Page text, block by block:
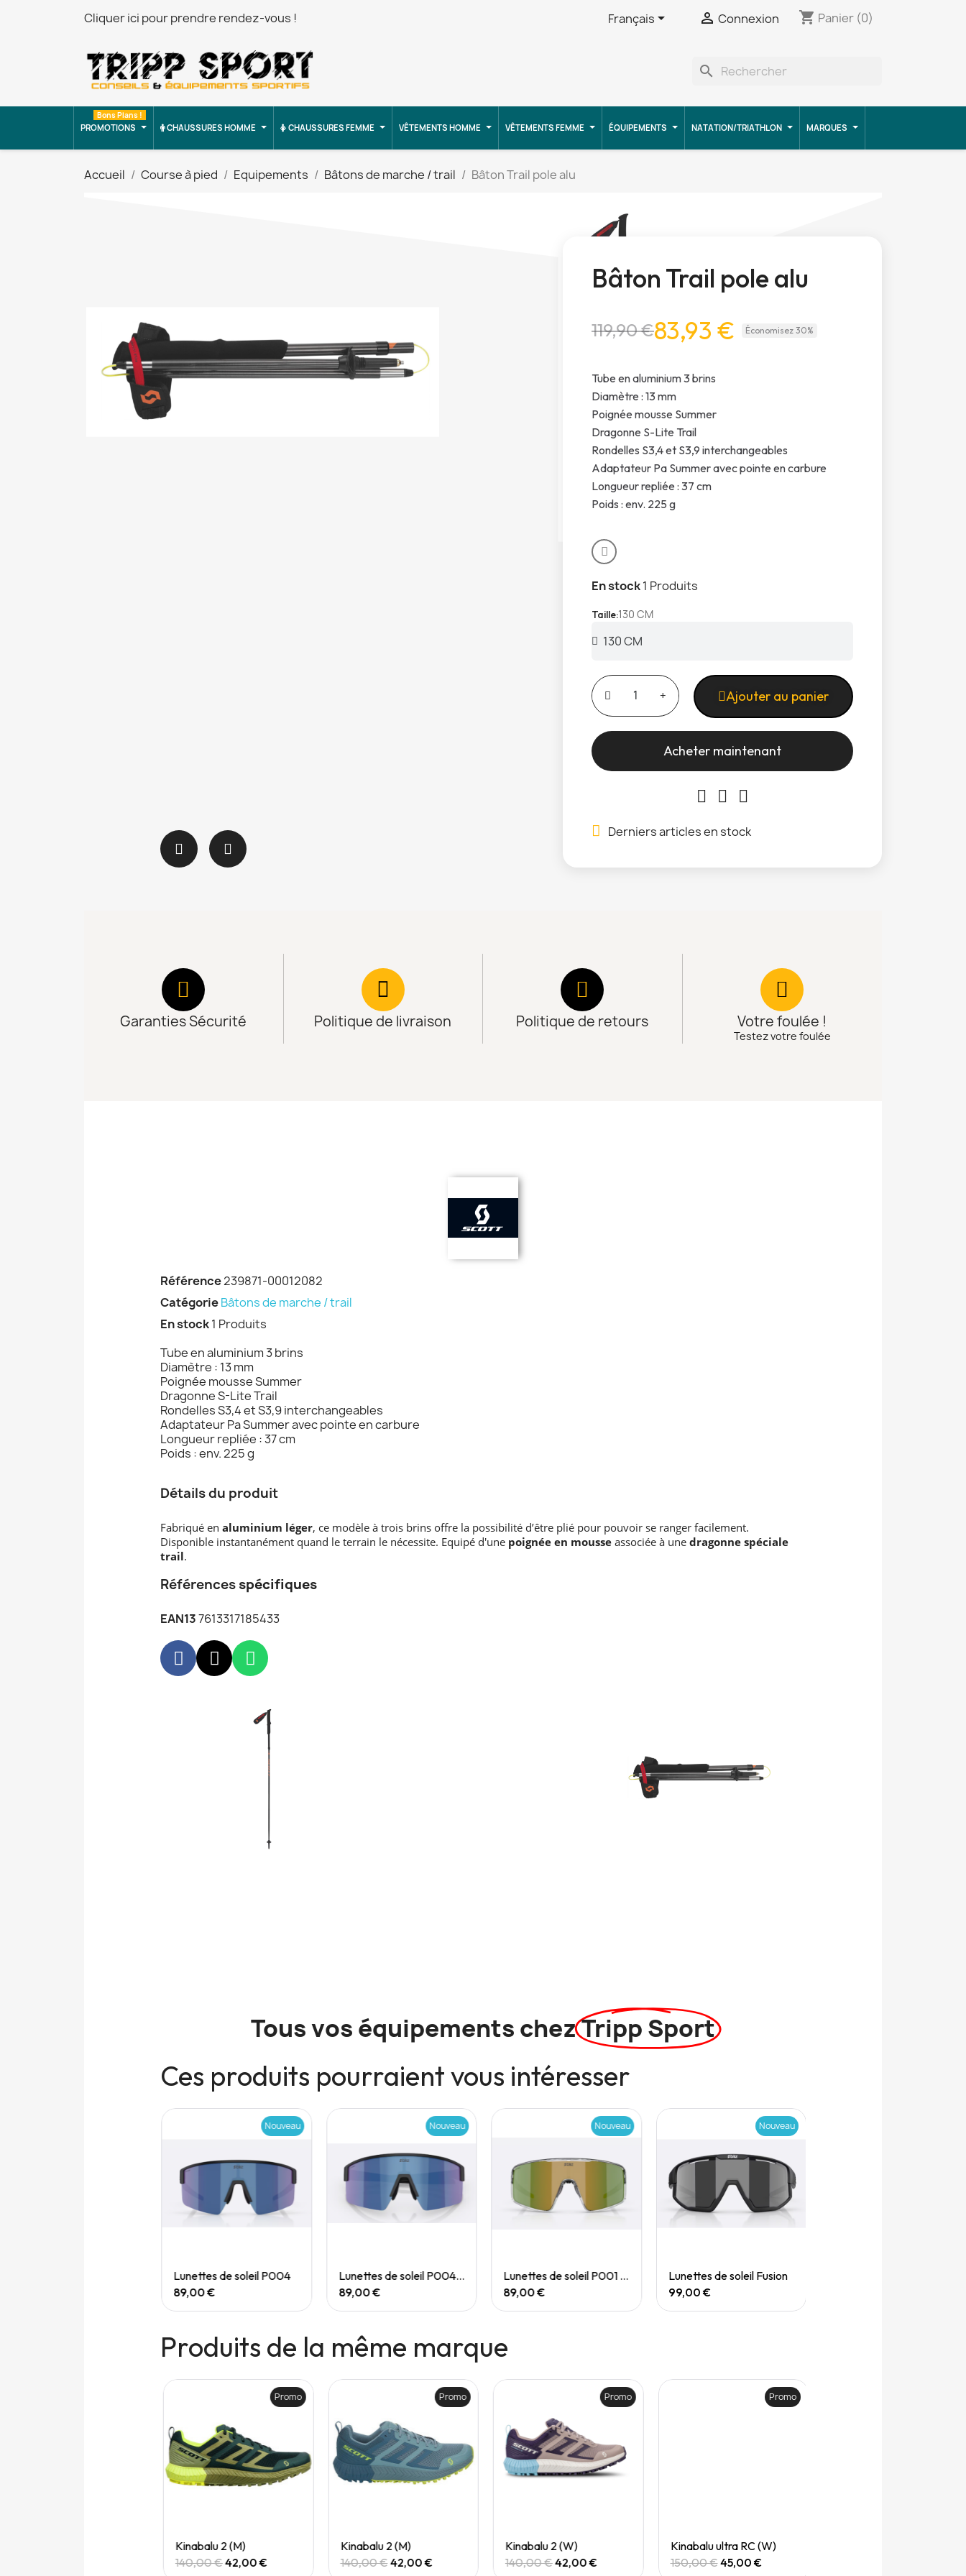
Cliquer ici pour prendre rendez-vous ! Français  Connexion shopping_cart Panier (0)
search
PROMOTIONS
Bons Plans !
CHAUSSURES HOMME CHAUSSURES FEMME VÊTEMENTS HOMME VÊTEMENTS FEMME ÉQUIPEMENTS NATATION/TRIATHLON MARQUES
Accueil Course à pied Equipements Bâtons de marche / trail Bâton Trail pole alu
Bâton Trail pole alu
119,90 €83,93 € Économisez 30%
Tube en aluminium 3 brins
Diamètre : 13 mm
Poignée mousse Summer
Dragonne S-Lite Trail
Rondelles S3,4 et S3,9 interchangeables
Adaptateur Pa Summer avec pointe en carbure
Longueur repliée : 37 cm
Poids : env. 225 g
En stock1 Produits
Taille 130 CM
Ajouter au panier
Acheter maintenant
Derniers articles en stock
Garanties Sécurité Politique de livraison Politique de retours Votre foulée !
Testez votre foulée
Référence239871-00012082
CatégorieBâtons de marche / trail
En stock1 Produits
Tube en aluminium 3 brins
Diamètre : 13 mm
Poignée mousse Summer
Dragonne S-Lite Trail
Rondelles S3,4 et S3,9 interchangeables
Adaptateur Pa Summer avec pointe en carbure
Longueur repliée : 37 cm
Poids : env. 225 g
Détails du produit
Fabriqué en aluminium léger, ce modèle à trois brins offre la possibilité d’être plié pour pouvoir se ranger facilement.
Disponible instantanément quand le terrain le nécessite. Equipé d'une poignée en mousse associée à une dragonne spéciale
trail.
Références spécifiques
EAN137613317185433
Tous vos équipements chezTripp Sport
Ces produits pourraient vous intéresser
Quick View
Nouveau
Lunettes de soleil P004
89,00 €
Quick View
Nouveau
Lunettes de soleil P004 Small
89,00 €
Quick View
Nouveau
Lunettes de soleil P001 Small
89,00 €
Quick View
Nouveau
Lunettes de soleil Fusion
99,00 €
Produits de la même marque
Quick View
Promo
Kinabalu 2 (M)
140,00 €42,00 €
Quick View
Promo
Kinabalu 2 (M)
140,00 €42,00 €
Quick View
Promo
Kinabalu 2 (W)
140,00 €42,00 €
Quick View
Promo
Kinabalu ultra RC (W)
150,00 €45,00 €